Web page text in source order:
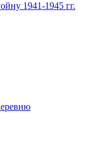
1941-1945 гг.